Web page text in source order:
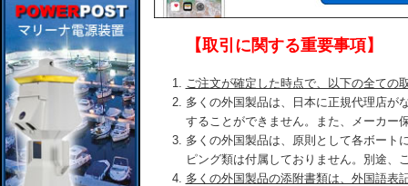
【取引に関する重要事項】
ご注文が確定した時点で、以下の全ての
多くの外国製品は、日本に正規代理店が
することができません。また、メーカー
多くの外国製品は、原則として各ボート
ピング類は付属しておりません。別途、
多くの外国製品の添附書類は、外国語表